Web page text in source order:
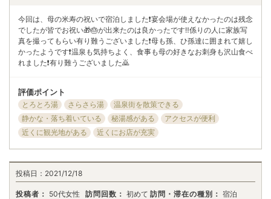
今回は、母の米寿の祝いで宿泊しました❗️宴会場が使えなかったのは残念
でしたが皆でお祝い🎁🎂が出来たのは良かったです‼️係りの人に家族写
真を撮ってもらい有り難うございました❗️母も孫、ひ孫達に囲まれて嬉し
かったようです❗️温泉も気持ちよく、食事も母の好きなお刺身も沢山食べ
れました❗️有り難うございました🙇
評価ポイント
とろとろ湯 さらさら湯
温泉街を散策できる
静かな・落ち着いている
秘湯感がある
アクセスが便利
近くに観光地がある
近くにお店が充実
投稿日： 2021/12/18
投稿者： 50代女性 訪問回数： 初めて 訪問・滞在の種別： 宿泊